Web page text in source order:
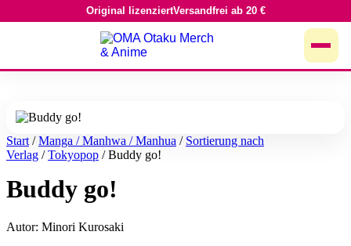
Inhalt
Original lizenziertVersandfrei ab 20 €
Start /Manga / Manhwa / Manhua / Sortierung nach
Verlag /Tokyopop / Buddy go!
Buddy go!
Autor: Minori Kurosaki